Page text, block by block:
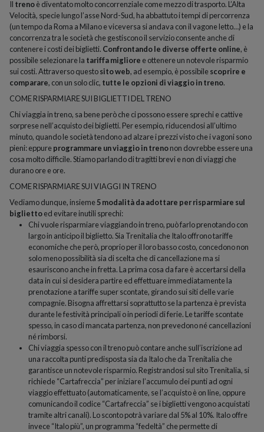
Il trenoè diventato molto concorrenziale come mezzo di trasporto. L’Alta
Velocità, specie lungo l’asse Nord-Sud, ha abbattuto i tempi di percorrenza
(un tempo da Roma a Milano e viceversa si andava con il vagone letto…) e la
concorrenza tra le società che gestiscono il servizio consente anche di
contenere i costi dei biglietti. Confrontando le diverse offerte online, è
possibile selezionare la tariffa migliore e ottenere un notevole risparmio
sui costi. Attraverso questosito web, ad esempio, è possibilescoprire e
comparare, con un solo clic, tutte le opzioni di viaggio in treno.
COME RISPARMIARE SUI BIGLIETTI DEL TRENO
Chi viaggia in treno, sa bene però che ci possono essere sprechi e cattive
sorprese nell’acquisto dei biglietti. Per esempio, riducendosi all’ultimo
minuto, quando le società tendono ad alzare i prezzi visto che i vagoni sono
pieni: eppureprogrammare un viaggio in trenonon dovrebbe essere una
cosa molto difficile. Stiamo parlando di tragitti brevi e non di viaggi che
durano ore e ore.
COME RISPARMIARE SUI VIAGGI IN TRENO
Vediamo dunque, insieme5 modalità da adottare per risparmiare sul
bigliettoed evitare inutili sprechi:
Chi vuole risparmiare viaggiando in treno, può farlo prenotando con
largo in anticipo il biglietto. Sia Trenitalia che Italo offrono tariffe
economiche che però, proprio per il loro basso costo, concedono non
solo meno possibilità sia di scelta che di cancellazione ma si
esauriscono anche in fretta. La prima cosa da fare è accertarsi della
data in cui si desidera partire ed effettuare immediatamente la
prenotazione a tariffe super scontate, girando sui siti delle varie
compagnie. Bisogna affrettarsi soprattutto se la partenza è prevista
durante le festività principali o in periodi di ferie. Le tariffe scontate
spesso, in caso di mancata partenza, non prevedono né cancellazioni
né rimborsi.
Chi viaggia spesso con il treno può contare anche sull’iscrizione ad
una raccolta punti predisposta sia da Italo che da Trenitalia che
garantisce un notevole risparmio. Registrandosi sul sito Trenitalia, si
richiede “Cartafreccia” per iniziare l’accumulo dei punti ad ogni
viaggio effettuato (automaticamente, se l’acquisto è on line, oppure
comunicando il codice “Cartafreccia” se i biglietti vengono acquistati
tramite altri canali). Lo sconto potrà variare dal 5% al 10%. Italo offre
invece “Italo più”, un programma “fedeltà” che permette di